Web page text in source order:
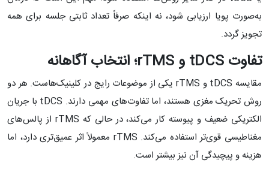
به‌صورت پویا ارزیابی شود، نه اینکه صرفاً تعداد ثابتی جلسه برای همه
تجویز گردد.
تفاوت و ؛ انتخاب آگاهانه
مقایسه tDCS و rTMS یکی از موضوعات رایج در کلینیک‌هاست. هر دو
روش تحریک مغزی هستند، اما تفاوت‌های مهمی دارند. tDCS با جریان
الکتریکی ضعیف و پیوسته کار می‌کند، در حالی که rTMS از پالس‌های
مغناطیسی قوی‌تر استفاده می‌کند. rTMS معمولاً اثر عمیق‌تری دارد، اما
هزینه و پیچیدگی آن نیز بیشتر است.